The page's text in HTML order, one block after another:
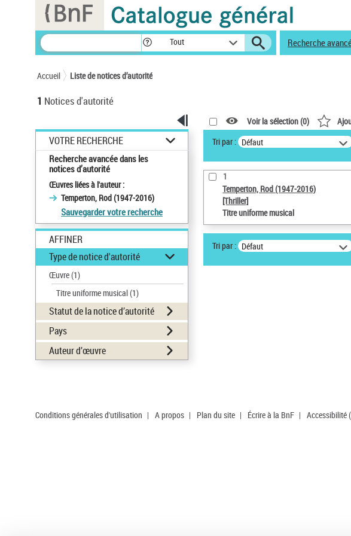
Tout Recherche
Accueil Liste de notices d’autorité
1 Notices d'autorité
VOTRE RECHERCHE
Recherche avancée dans les
notices d’autorité
Œuvres liées à l'auteur :
Temperton, Rod (1947-2016)
Sauvegarder votre recherche
AFFINER
Type de notice d'autorité
Œuvre(1)
Titre uniforme musical(1)
Statut de la notice d’autorité
Pays
Auteur d’œuvre
Voir la sélection (0)
Tri par : Défaut
1
Temperton, Rod (1947-2016)
[Thriller]
Titre uniforme musical
Tri par : Défaut
Conditions générales d'utilisation | A propos | Plan du site | Écrire à la BnF | Accessibilité
Panneau de gestion des cookies